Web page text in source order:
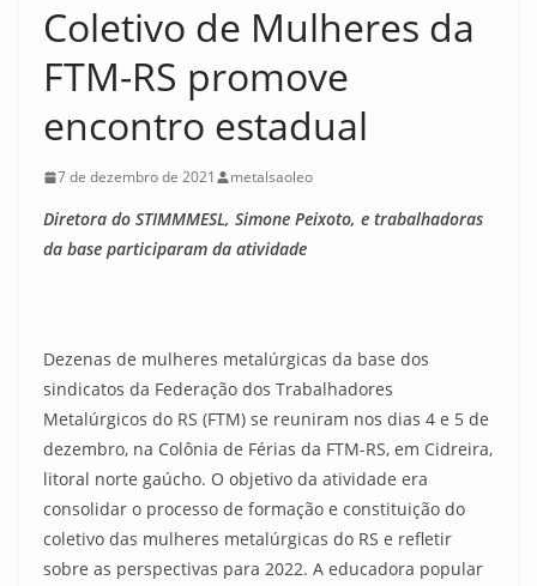
Coletivo de Mulheres da
FTM-RS promove
encontro estadual
7 de dezembro de 2021 metalsaoleo
Diretora do STIMMMESL, Simone Peixoto, e trabalhadoras
da base participaram da atividade
Dezenas de mulheres metalúrgicas da base dos
sindicatos da Federação dos Trabalhadores
Metalúrgicos do RS (FTM) se reuniram nos dias 4 e 5 de
dezembro, na Colônia de Férias da FTM-RS, em Cidreira,
litoral norte gaúcho. O objetivo da atividade era
consolidar o processo de formação e constituição do
coletivo das mulheres metalúrgicas do RS e refletir
sobre as perspectivas para 2022. A educadora popular